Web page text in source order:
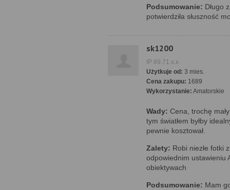
Podsumowanie: Długo
potwierdziła słuszność
sk1200
IP 89.71.x.x
Użytkuje od: 3 mies.
Cena zakupu: 1689
Wykorzystanie: Amatorskie
Wady: Cena, trochę
tym światłem byłby
pewnie kosztował.
Zalety: Robi niezłe fotki
odpowiednim ustawieniu
obiektywach
Podsumowanie: Mam